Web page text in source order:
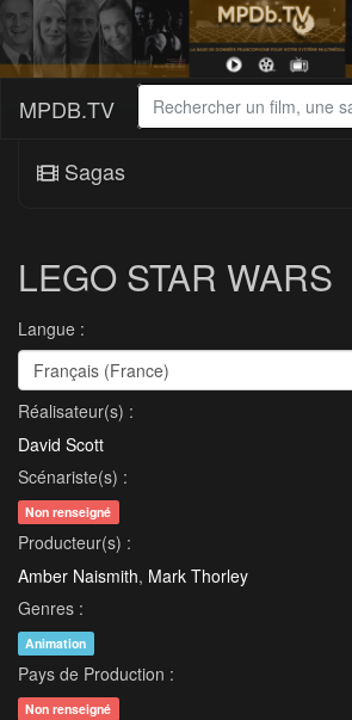
MPDB.TV
Sagas
LEGO STAR WARS
Langue :
Français (France)
Réalisateur(s) :
David Scott
Scénariste(s) :
Non renseigné
Producteur(s) :
Amber Naismith, Mark Thorley
Genres :
Animation
Pays de Production :
Non renseigné